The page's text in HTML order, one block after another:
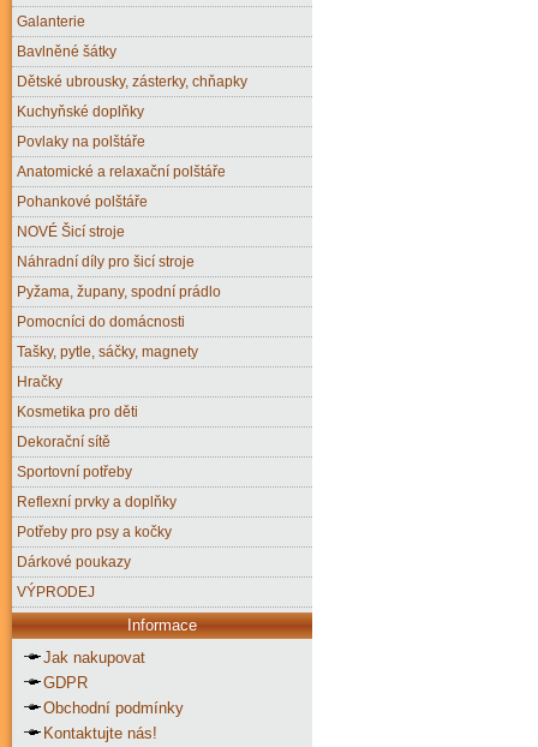
Galanterie
Bavlněné šátky
Dětské ubrousky, zásterky, chňapky
Kuchyňské doplňky
Povlaky na polštáře
Anatomické a relaxační polštáře
Pohankové polštáře
NOVÉ Šicí stroje
Náhradní díly pro šicí stroje
Pyžama, župany, spodní prádlo
Pomocníci do domácnosti
Tašky, pytle, sáčky, magnety
Hračky
Kosmetika pro děti
Dekorační sítě
Sportovní potřeby
Reflexní prvky a doplňky
Potřeby pro psy a kočky
Dárkové poukazy
VÝPRODEJ
Informace
Jak nakupovat
GDPR
Obchodní podmínky
Kontaktujte nás!